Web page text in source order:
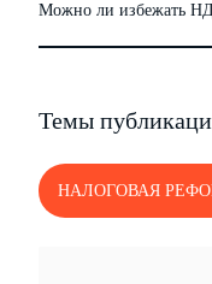
Можно ли избежать
Темы
НАЛОГОВАЯ